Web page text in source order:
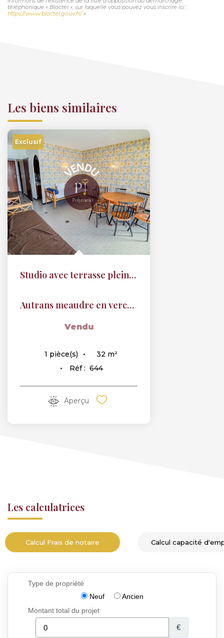
téléphonique « Bloctel », sur laquelle vous pouvez vous inscrire ici :
https://www.bloctel.gouv.fr/»
Les biens similaires
Exclusif
Studio avec terrasse plein SUD
Autrans meaudre en vercors
Vendu
1 pièce(s) 32 m²
Réf : 644
Aperçu
Les calculatrices
Calcul Frais de notaire Calcul capacité